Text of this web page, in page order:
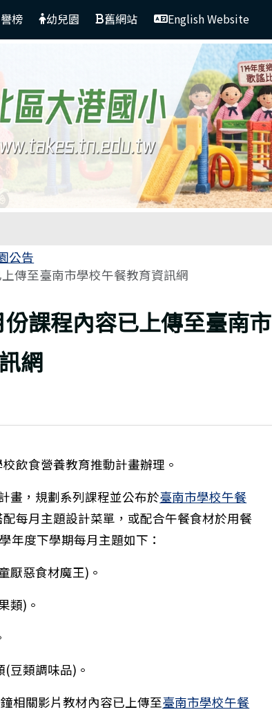
榜 幼兒園 舊網站 English Website
公告
傳至臺南市學校午餐教育資訊網
課程內容已上傳至臺南市
網
飲食營養教育推動計畫辦理。
畫，規劃系列課程並公布於臺南市學校午餐
配每月主題設計菜單，或配合午餐食材於用餐
年度下學期每月主題如下：
厭惡食材魔王)。
類)。
豆類調味品)。
相關影片教材內容已上傳至臺南市學校午餐